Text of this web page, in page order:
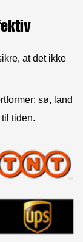
at det ikke
sø, land
tiden.